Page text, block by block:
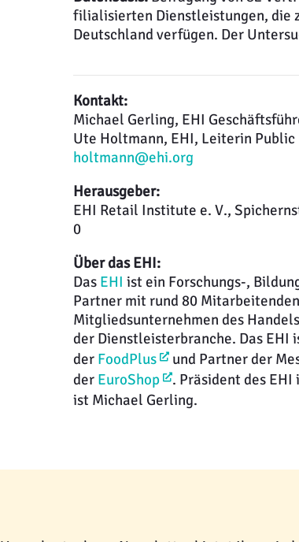
filialisierten Dienstleistungen, die
Deutschland verfügen. Der
Kontakt:
Michael Gerling, EHI
Ute Holtmann, EHI, Leiterin Public
holtmann@ehi.org
Herausgeber:
EHI Retail Institute e. V.,
0
Über das EHI:
Das EHI ist ein Forschungs-,
Partner mit rund 80
Mitgliedsunternehmen des
der Dienstleisterbranche. Das EHI
der FoodPlus
und Partner der
der EuroShop
. Präsident des
ist Michael Gerling.